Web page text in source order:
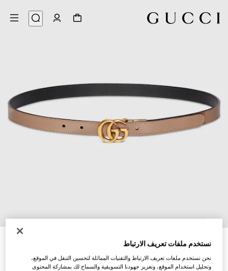
1
/
9
حزام GG Marmont رفيع بوجهَين
SAR 2,450
تنويعات جلد باللونين الزهري والأسود
نستخدم ملفات تعريف الارتباط
نحن نستخدم ملفات تعريف الارتباط والتقنيات المماثلة لتحسين التنقل في الموقع،
وتحليل استخدام الموقع، وتعزيز جهودنا التسويقية والسماح لك بمشاركة المحتوى